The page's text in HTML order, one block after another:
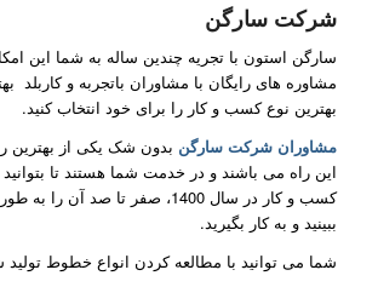
شرکت سارگن
سارگن استون با تجریه چندین ساله به شما این
مشاوره های رایگان با مشاوران باتجربه و کاربلد
بهترین نوع کسب و کار را برای خود انتخاب کنید.
مشاوران شرکت سارگن بدون شک یکی از بهترین
این راه می باشند و در خدمت شما هستند تا بتوانید
کسب و کار در سال 1400، صفر تا صد آن
ببینید و به کار بگیرید.
شما می توانید با مطالعه کردن انواع خطوط